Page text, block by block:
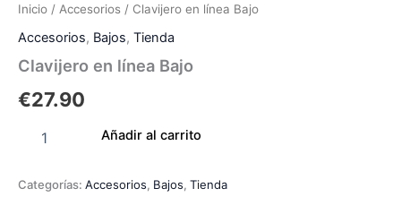
Inicio / Accesorios / Clavijero en línea Bajo
Accesorios, Bajos, Tienda
Clavijero en línea Bajo
€27.90
Añadir al carrito
Categorías: Accesorios, Bajos, Tienda